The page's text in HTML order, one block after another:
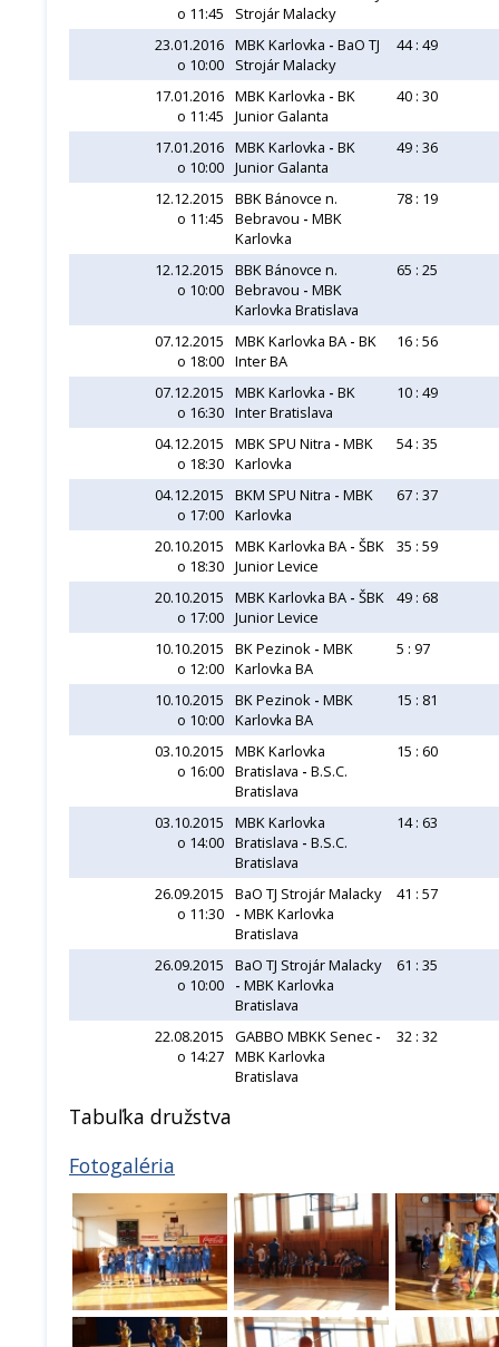
o 11:45
Strojár Malacky
23.01.2016
o 10:00
MBK Karlovka - BaO TJ
Strojár Malacky
44 : 49
17.01.2016
o 11:45
MBK Karlovka - BK
Junior Galanta
40 : 30
17.01.2016
o 10:00
MBK Karlovka - BK
Junior Galanta
49 : 36
12.12.2015
o 11:45
BBK Bánovce n.
Bebravou - MBK
Karlovka
78 : 19
12.12.2015
o 10:00
BBK Bánovce n.
Bebravou - MBK
Karlovka Bratislava
65 : 25
07.12.2015
o 18:00
MBK Karlovka BA - BK
Inter BA
16 : 56
07.12.2015
o 16:30
MBK Karlovka - BK
Inter Bratislava
10 : 49
04.12.2015
o 18:30
MBK SPU Nitra - MBK
Karlovka
54 : 35
04.12.2015
o 17:00
BKM SPU Nitra - MBK
Karlovka
67 : 37
20.10.2015
o 18:30
MBK Karlovka BA - ŠBK
Junior Levice
35 : 59
20.10.2015
o 17:00
MBK Karlovka BA - ŠBK
Junior Levice
49 : 68
10.10.2015
o 12:00
BK Pezinok - MBK
Karlovka BA
5 : 97
10.10.2015
o 10:00
BK Pezinok - MBK
Karlovka BA
15 : 81
03.10.2015
o 16:00
MBK Karlovka
Bratislava - B.S.C.
Bratislava
15 : 60
03.10.2015
o 14:00
MBK Karlovka
Bratislava - B.S.C.
Bratislava
14 : 63
26.09.2015
o 11:30
BaO TJ Strojár Malacky
- MBK Karlovka
Bratislava
41 : 57
26.09.2015
o 10:00
BaO TJ Strojár Malacky
- MBK Karlovka
Bratislava
61 : 35
22.08.2015
o 14:27
GABBO MBKK Senec -
MBK Karlovka
Bratislava
32 : 32
Tabuľka družstva
Fotogaléria